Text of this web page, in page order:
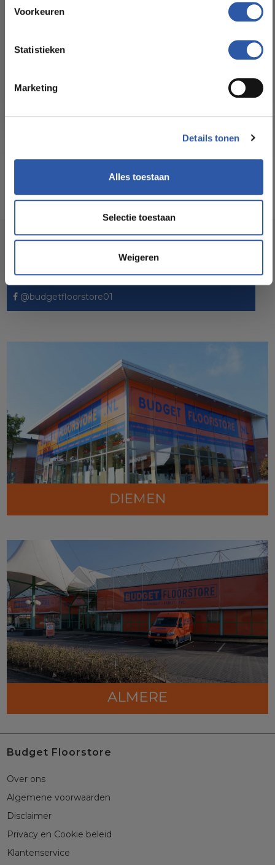
Voorkeuren
Statistieken
Marketing
Details tonen
Alles toestaan
Selectie toestaan
Weigeren
3 -5 werkdagen
Garantie: 10 jaar
Socialmedia
@budgetfloorstore01
Budget Floorstore
Over ons
Algemene voorwaarden
Disclaimer
Privacy en Cookie beleid
Klantenservice
betaalbare prijzen. Profiteer van een zorgeloze installatie